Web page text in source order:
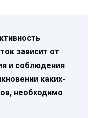
зависит от
и соблюдения
каких-
необходимо